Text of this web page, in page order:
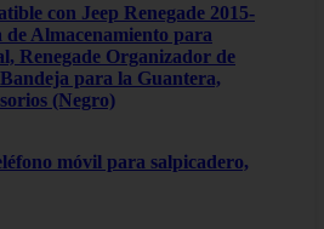
con Jeep Renegade 2015-
de Almacenamiento para
Renegade Organizador de
para la Guantera,
(Negro)
móvil para salpicadero,